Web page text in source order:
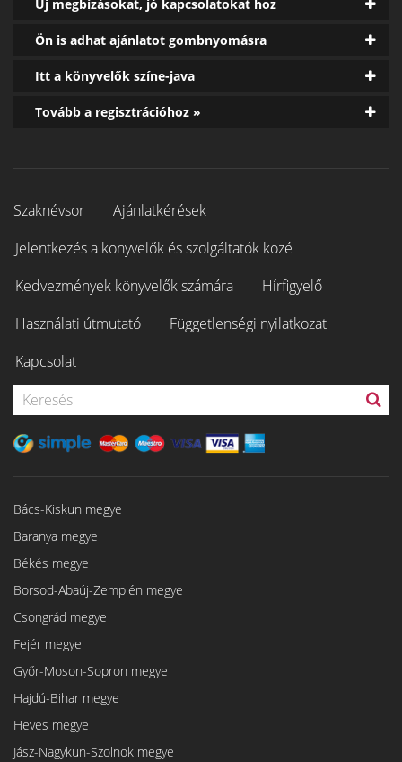
Új megbízásokat, jó kapcsolatokat hoz
Ön is adhat ajánlatot gombnyomásra
Itt a könyvelők színe-java
Tovább a regisztrációhoz »
Szaknévsor
Ajánlatkérések
Jelentkezés a könyvelők és szolgáltatók közé
Kedvezmények könyvelők számára
Hírfigyelő
Használati útmutató
Függetlenségi nyilatkozat
Kapcsolat
Bács-Kiskun megye
Baranya megye
Békés megye
Borsod-Abaúj-Zemplén megye
Csongrád megye
Fejér megye
Győr-Moson-Sopron megye
Hajdú-Bihar megye
Heves megye
Jász-Nagykun-Szolnok megye